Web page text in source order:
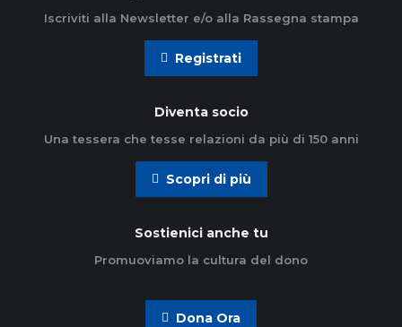
Iscriviti alla Newsletter e/o alla Rassegna stampa
Registrati
Diventa socio
Una tessera che tesse relazioni da più di 150 anni
Scopri di più
Sostienici anche tu
Promuoviamo la cultura del dono
Dona Ora